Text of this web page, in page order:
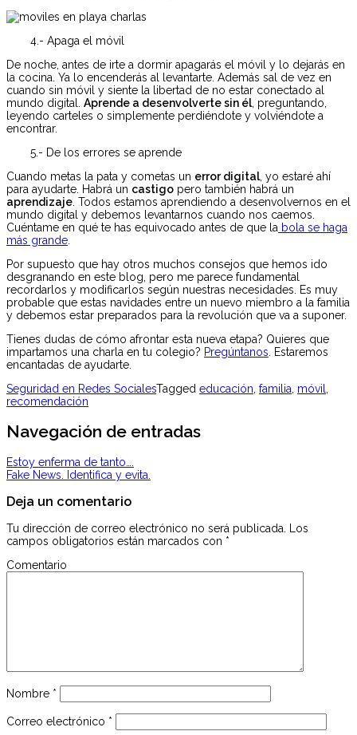
4.- Apaga el móvil
De noche, antes de irte a dormir apagarás el móvil y lo dejarás en
la cocina. Ya lo encenderás al levantarte. Además sal de vez en
cuando sin móvil y siente la libertad de no estar conectado al
mundo digital. Aprende a desenvolverte sin él, preguntando,
leyendo carteles o simplemente perdiéndote y volviéndote a
encontrar.
5.- De los errores se aprende
Cuando metas la pata y cometas un error digital, yo estaré ahí
para ayudarte. Habrá un castigo pero también habrá un
aprendizaje . Todos estamos aprendiendo a desenvolvernos en el
mundo digital y debemos levantarnos cuando nos caemos.
Cuéntame en qué te has equivocado antes de que la bola se haga
más grande
Por supuesto que hay otros muchos consejos que hemos ido
desgranando en este blog, pero me parece fundamental
recordarlos y modificarlos según nuestras necesidades. Es muy
probable que estas navidades entre un nuevo miembro a la familia
y debemos estar preparados para la revolución que va a suponer.
Tienes dudas de cómo afrontar esta nueva etapa? Quieres que
impartamos una charla en tu colegio? Pregúntanos . Estaremos
encantadas de ayudarte.
Seguridad en Redes SocialesTagged educación familia móvil
recomendación
Navegación de entradas
Estoy enferma de tanto….
Fake News. Identifica y evita.
Deja un comentario
Tu dirección de correo electrónico no será publicada. Los
campos obligatorios están marcados con *
Comentario
Nombre *
Correo electrónico *